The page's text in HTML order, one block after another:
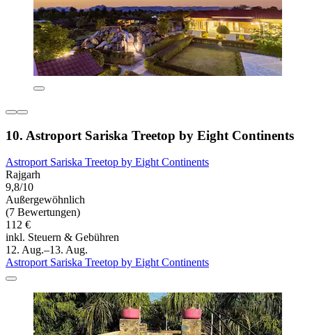
10. Astroport Sariska Treetop by Eight Continents
Astroport Sariska Treetop by Eight Continents
Rajgarh
9,8/10
Außergewöhnlich
(7 Bewertungen)
112 €
inkl. Steuern & Gebühren
12. Aug.–13. Aug.
Astroport Sariska Treetop by Eight Continents